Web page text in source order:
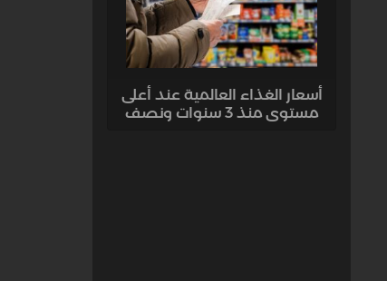
أسعار الغذاء العالمية عند أعلى
مستوى منذ 3 سنوات ونصف